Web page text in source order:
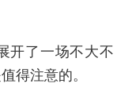
开了一场不大不
得注意的。